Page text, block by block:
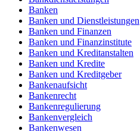
Banken
Banken und Dienstleistungen
Banken und Finanzen
Banken und Finanzinstitute
Banken und Kreditanstalten
Banken und Kredite
Banken und Kreditgeber
Bankenaufsicht
Bankenrecht
Bankenregulierung
Bankenvergleich
Bankenwesen